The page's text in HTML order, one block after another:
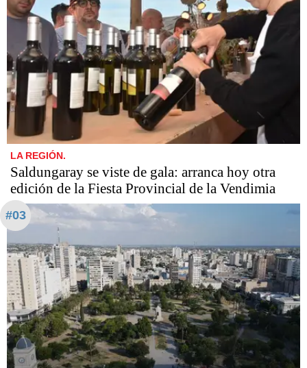
LA REGIÓN.
Saldungaray se viste de gala: arranca hoy otra
edición de la Fiesta Provincial de la Vendimia
#03